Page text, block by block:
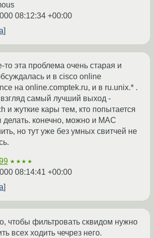
08:12:34 +00:00
то эта проблема очень старая и
и в cisco online
на online.comptek.ru, и в ru.unix.* .
самый лучший выход -
и жуткие кары тем, кто попытается
конечно, можно и MAC
но тут уже без умных свитчей не
★★★★
08:14:41 +00:00
чтобы фильтровать сквидом нужно
всех ходить чечрез него.